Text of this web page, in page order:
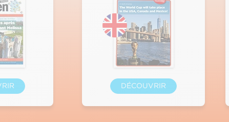
DÉCOUVRIR